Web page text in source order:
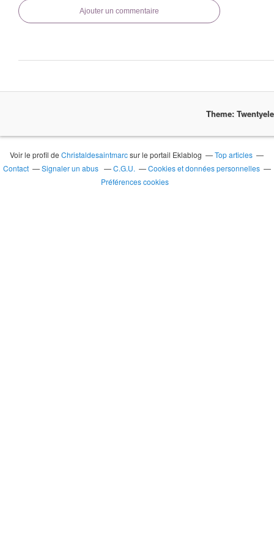
Ajouter un commentaire
Theme:
Voir le profil deChristaldesaintmarcsur le portail Eklablog
Top articles
Contact
Signaler un abus C.G.U.
Cookies et données personnelles
Préférences cookies